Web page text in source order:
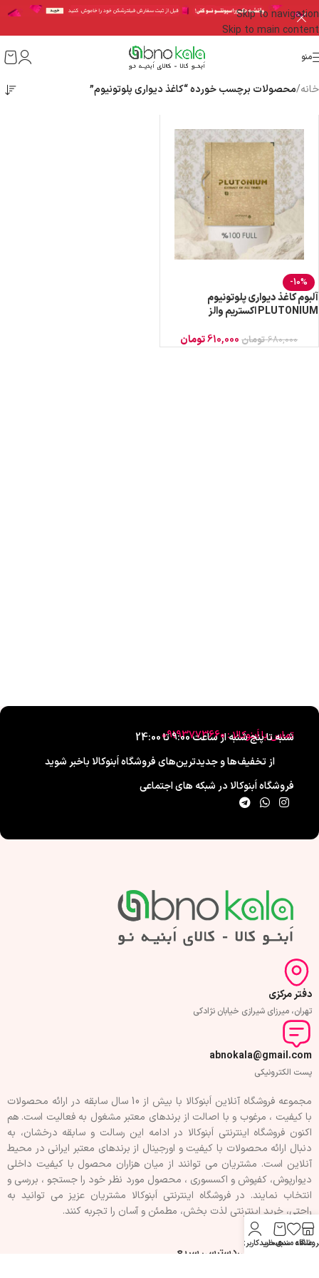
Skip to navigation
Skip to main content
منو
خانه/محصولات برچسب خورده “کاغذ دیواری پلوتونیوم”
-10%
آلبوم کاغذ دیواری پلوتونیوم
PLUTONIUM اکستریم والز
680,000 تومان 610,000تومان
تماس با اَبنوکالا : 09193773660
شنبه تا پنج شنبه از ساعت 9:00 تا 24:00
از تخفیف‌ها و جدیدترین‌های فروشگاه اَبنوکالا باخبر شوید
فروشگاه اَبنوکالا در شبکه های اجتماعی
دفتر مرکزی
تهران، میرزای شیرازی خیابان نژادکی
abnokala@gmail.com
پست الکترونیکی
مجموعه فروشگاه آنلاین اَبنوکالا با بیش از 10 سال سابقه در ارائه محصولات
با کيفيت ، مرغوب و با اصالت از برندهای معتبر مشغول به فعاليت است. هم
اکنون فروشگاه اینترنتی اَبنوکالا در ادامه اين رسالت و سابقه درخشان، به
دنبال ارائه محصولات با کيفيت و اورجينال از برندهای معتبر ايرانی در محيط
آنلاين است. مشتريان می توانند از ميان هزاران محصول با کيفيت داخلی
دیوارپوش، کفپوش و اکسسوری ، محصول مورد نظر خود را جستجو ، بررسی و
انتخاب نمايند. در فروشگاه اینترنتی اَبنوکالا مشتريان عزیز می توانيد به
راحتی، خرید اینترنتی لذت بخش، مطمئن و آسان را تجربه کنند.
فهرست سفارشیدسترسی سریع
علاقه مندیسبد خرید
حساب کاربری من